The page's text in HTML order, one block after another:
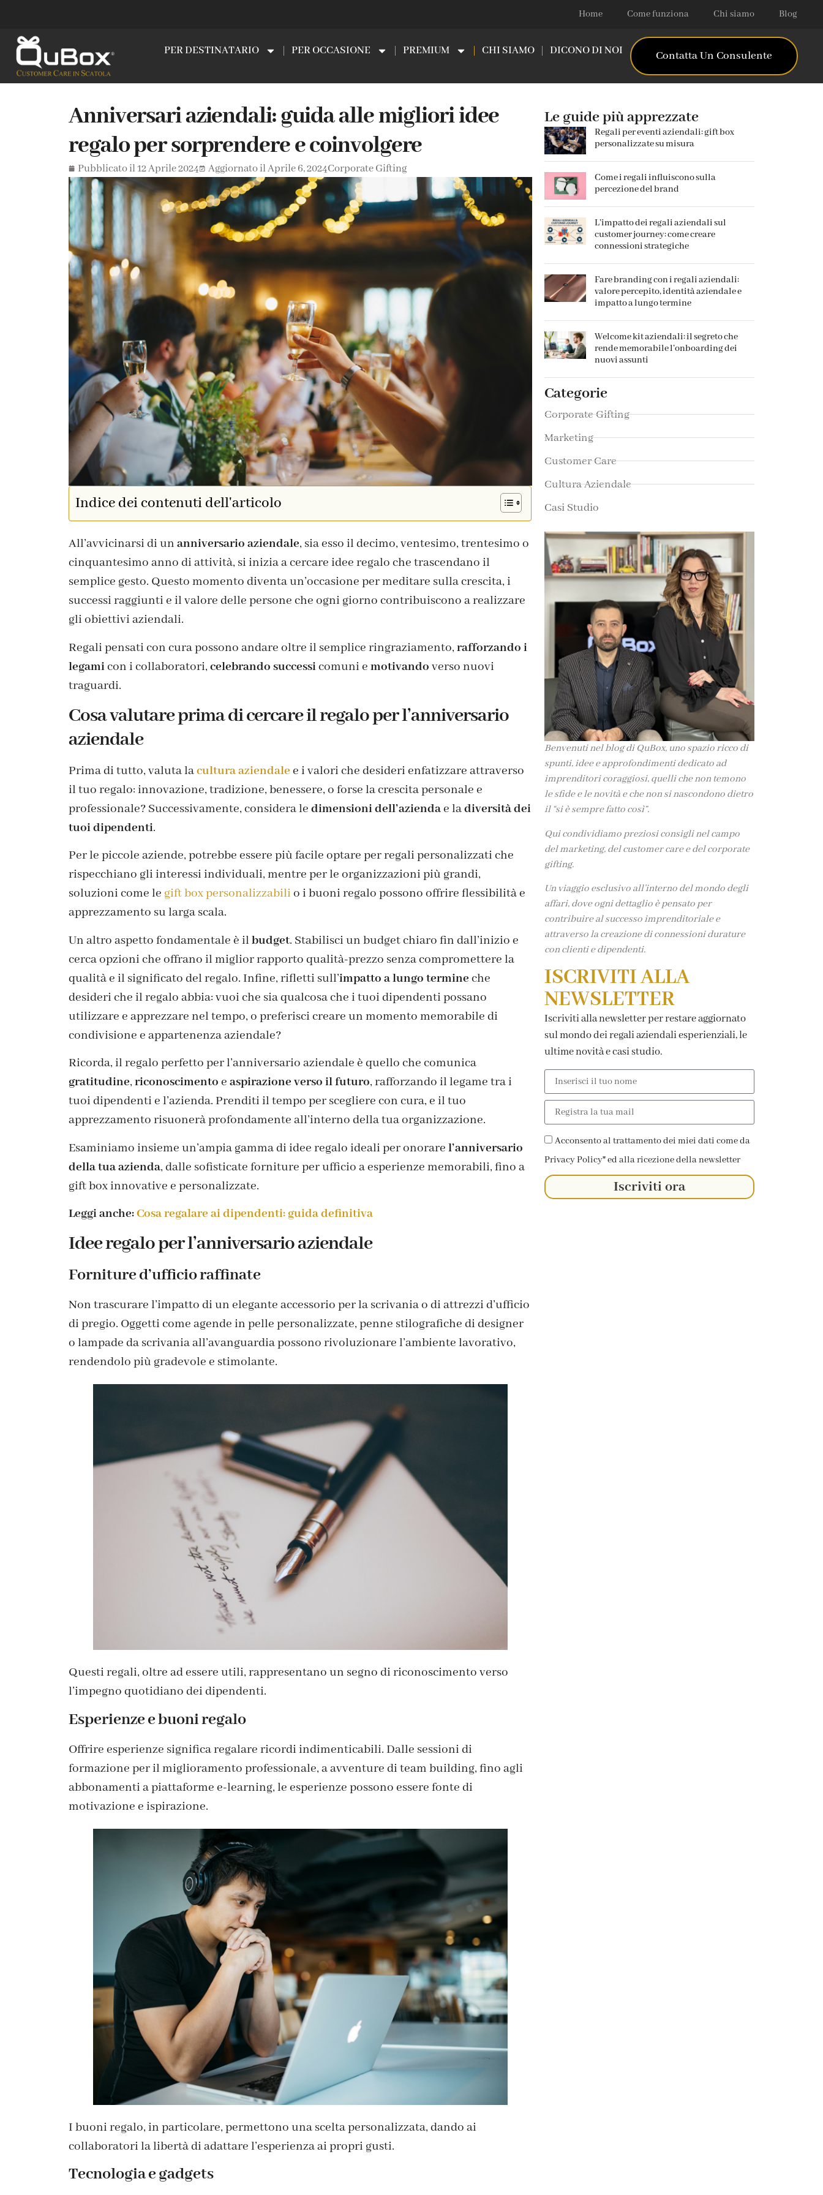
Home Come funziona Chi siamo Blog
PER DESTINATARIO PER OCCASIONE PREMIUM CHI SIAMO DICONO DI NOI Contatta Un Consulente
Anniversari aziendali: guida alle migliori idee
regalo per sorprendere e coinvolgere
Pubblicato il12 Aprile 2024 Aggiornato il Aprile 6, 2024Corporate Gifting
Indice dei contenuti dell'articolo
All’avvicinarsi di un anniversario aziendale, sia esso il decimo, ventesimo, trentesimo o
cinquantesimo anno di attività, si inizia a cercare idee regalo che trascendano il
semplice gesto. Questo momento diventa un’occasione per meditare sulla crescita, i
successi raggiunti e il valore delle persone che ogni giorno contribuiscono a realizzare
gli obiettivi aziendali.
Regali pensati con cura possono andare oltre il semplice ringraziamento, rafforzando i
legamicon i collaboratori, celebrando successicomuni e motivando verso nuovi
traguardi.
Cosa valutare prima di cercare il regalo per l’anniversario
aziendale
Prima di tutto, valuta lacultura aziendale e i valori che desideri enfatizzare attraverso
il tuo regalo: innovazione, tradizione, benessere, o forse la crescita personale e
professionale? Successivamente, considera le dimensioni dell’aziendae ladiversità dei
tuoi dipendenti.
Per le piccole aziende, potrebbe essere più facile optare per regali personalizzati che
rispecchiano gli interessi individuali, mentre per le organizzazioni più grandi,
soluzioni come le gift box personalizzabilio i buoni regalo possono offrire flessibilità e
apprezzamento su larga scala.
Un altro aspetto fondamentale è ilbudget. Stabilisci un budget chiaro fin dall’inizio e
cerca opzioni che offrano il miglior rapporto qualità-prezzo senza compromettere la
qualità e il significato del regalo. Infine, rifletti sull’impatto a lungo termine che
desideri che il regalo abbia: vuoi che sia qualcosa che i tuoi dipendenti possano
utilizzare e apprezzare nel tempo, o preferisci creare un momento memorabile di
condivisione e appartenenza aziendale?
Ricorda, il regalo perfetto per l’anniversario aziendale è quello che comunica
gratitudine, riconoscimento e aspirazione verso il futuro, rafforzando il legame tra i
tuoi dipendenti e l’azienda. Prenditi il tempo per scegliere con cura, e il tuo
apprezzamento risuonerà profondamente all’interno della tua organizzazione.
Esaminiamo insieme un’ampia gamma di idee regalo ideali per onorare l’anniversario
della tua azienda, dalle sofisticate forniture per ufficio a esperienze memorabili, fino a
gift box innovative e personalizzate.
Leggi anche:Cosa regalare ai dipendenti: guida definitiva
Idee regalo per l’anniversario aziendale
Forniture d’ufficio raffinate
Non trascurare l’impatto di un elegante accessorio per la scrivania o di attrezzi d’ufficio
di pregio. Oggetti come agende in pelle personalizzate, penne stilografiche di designer
o lampade da scrivania all’avanguardia possono rivoluzionare l’ambiente lavorativo,
rendendolo più gradevole e stimolante.
Questi regali, oltre ad essere utili, rappresentano un segno di riconoscimento verso
l’impegno quotidiano dei dipendenti.
Esperienze e buoni regalo
Offrire esperienze significa regalare ricordi indimenticabili. Dalle sessioni di
formazione per il miglioramento professionale, a avventure di team building, fino agli
abbonamenti a piattaforme e-learning, le esperienze possono essere fonte di
motivazione e ispirazione.
I buoni regalo, in particolare, permettono una scelta personalizzata, dando ai
collaboratori la libertà di adattare l’esperienza ai propri gusti.
Tecnologia e gadgets
Le guide più apprezzate
Regali per eventi aziendali: gift box
personalizzate su misura
Come i regali influiscono sulla
percezione del brand
L’impatto dei regali aziendali sul
customer journey: come creare
connessioni strategiche
Fare branding con i regali aziendali:
valore percepito, identità aziendale e
impatto a lungo termine
Welcome kit aziendali: il segreto che
rende memorabile l’onboarding dei
nuovi assunti
Categorie
Corporate Gifting
Marketing
Customer Care
Cultura Aziendale
Casi Studio
Benvenuti nel blog di QuBox, uno spazio ricco di
spunti, idee e approfondimenti dedicato ad
imprenditori coraggiosi, quelli che non temono
le sfide e le novità e che non si nascondono dietro
il “si è sempre fatto così”.
Qui condividiamo preziosi consigli nel campo
del marketing, del customer care e del corporate
gifting.
Un viaggio esclusivo all’interno del mondo degli
affari, dove ogni dettaglio è pensato per
contribuire al successo imprenditoriale e
attraverso la creazione di connessioni durature
con clienti e dipendenti.
ISCRIVITI ALLA
NEWSLETTER
Iscriviti alla newsletter per restare aggiornato
sul mondo dei regali aziendali esperienziali, le
ultime novità e casi studio.
Acconsento al trattamento dei miei dati come da
Privacy Policy* ed alla ricezione della newsletter
Iscriviti ora